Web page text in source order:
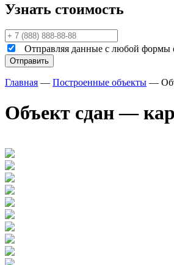
Узнать стоимость
Отправляя данные с любой формы
Главная — Построенные объекты —
Объект сдан —